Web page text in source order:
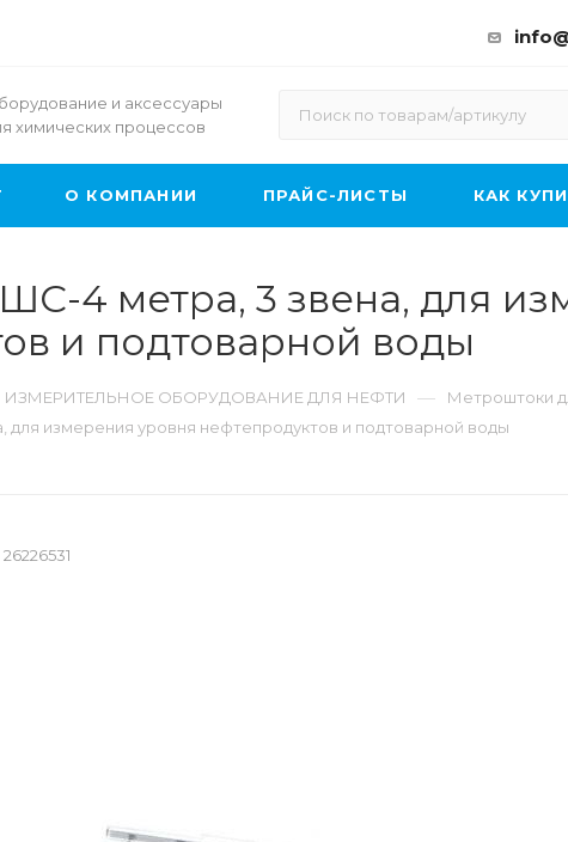
и аксессуары
химических процессов
О КОМПАНИИ ПРАЙС-ЛИСТЫ КАК
4 метра, 3 звена, для
и подтоварной воды
ИЗМЕРИТЕЛЬНОЕ ОБОРУДОВАНИЕ ДЛЯ НЕФТИ — Метроштоки
измерения уровня нефтепродуктов и подтоварной воды
26226531